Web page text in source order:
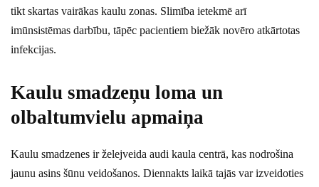
tikt skartas vairākas kaulu zonas. Slimība ietekmē arī
imūnsistēmas darbību, tāpēc pacientiem biežāk novēro atkārtotas
infekcijas.
Kaulu smadzeņu loma un
olbaltumvielu apmaiņa
Kaulu smadzenes ir želejveida audi kaula centrā, kas nodrošina
jaunu asins šūnu veidošanos. Diennakts laikā tajās var izveidoties